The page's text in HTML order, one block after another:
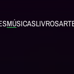
MÚSICASLIVROS